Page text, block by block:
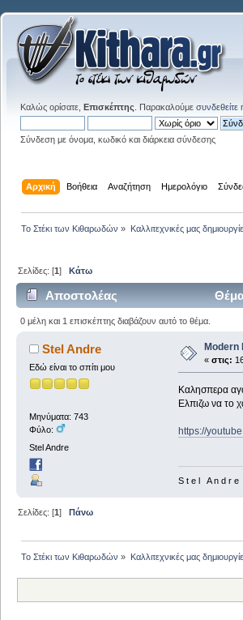
Καλώς ορίσατε, Επισκέπτης . Παρακαλούμε συνδεθείτε
Σύνδεση με όνομα, κωδικό και διάρκεια σύνδεσης
Αρχική Βοήθεια Αναζήτηση Ημερολόγιο
Το Στέκι των Κιθαρωδών » Καλλιτεχνικές μας
Σελίδες: [1]Κάτω
Αποστολέας
0 μέλη και 1 επισκέπτης διαβάζουν αυτό το θέμα.
Stel Andre
Εδώ είναι το σπίτι μου
Μηνύματα: 743
Φύλο:
Stel Andre
Modern
« στις:
Καλησπερα
Ελπιζω να το
https://
S t e l A n d r e
Σελίδες: [1] Πάνω
Το Στέκι των Κιθαρωδών » Καλλιτεχνικές μας